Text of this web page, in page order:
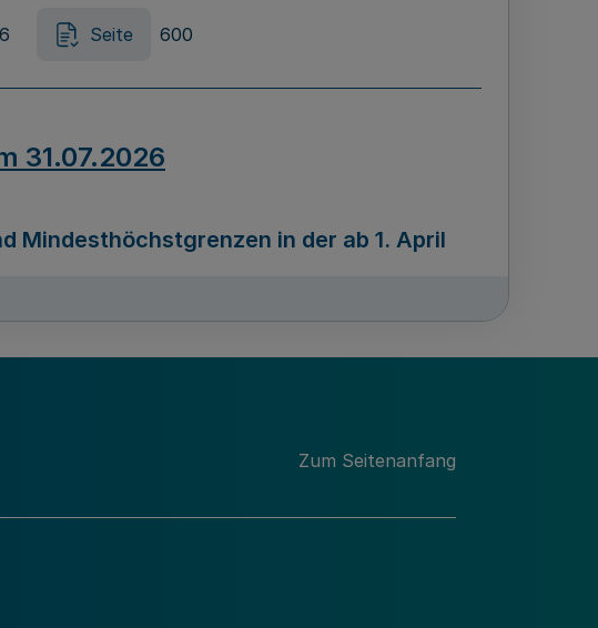
Seite 600
31.07.2026
Mindesthöchstgrenzen in der ab 1. April
„Mittelstand Innovativ &
Zum Seitenanfang